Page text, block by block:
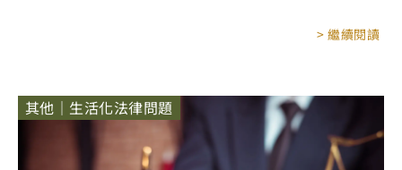
> 繼續閱讀
其他｜生活化法律問題